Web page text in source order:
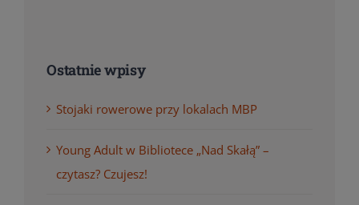
Ostatnie wpisy
Stojaki rowerowe przy lokalach MBP
Young Adult w Bibliotece „Nad Skałą” –
czytasz? Czujesz!